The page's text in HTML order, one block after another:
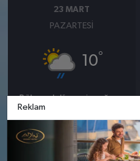
23 MART
PAZARTESI
10°
Bölgesel düzensiz yağmur
Nem: %80
Rüzgar: 13 km/h
Yağış Olasılığı: %85
Reklam